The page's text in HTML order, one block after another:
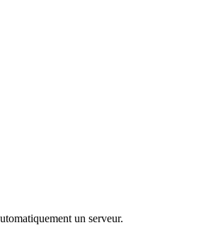
un serveur.